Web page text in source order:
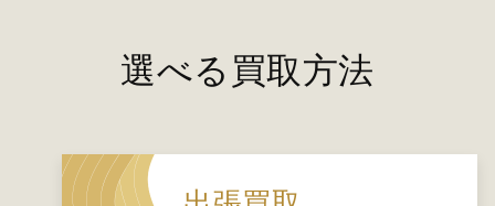
選べる買取方法